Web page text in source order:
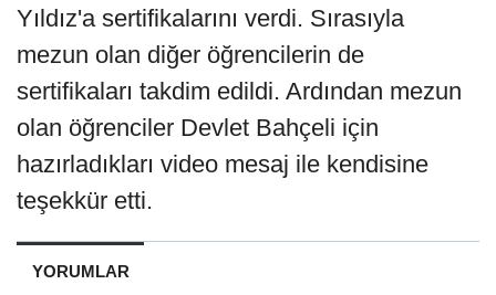
Yıldız'a sertifikalarını verdi. Sırasıyla
mezun olan diğer öğrencilerin de
sertifikaları takdim edildi. Ardından mezun
olan öğrenciler Devlet Bahçeli için
hazırladıkları video mesaj ile kendisine
teşekkür etti.
YORUMLAR